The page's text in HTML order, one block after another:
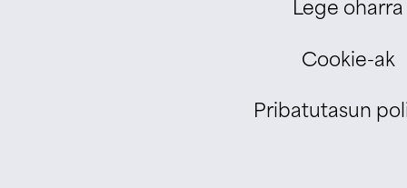
Lege oharra
Cookie-ak
Pribatutasun